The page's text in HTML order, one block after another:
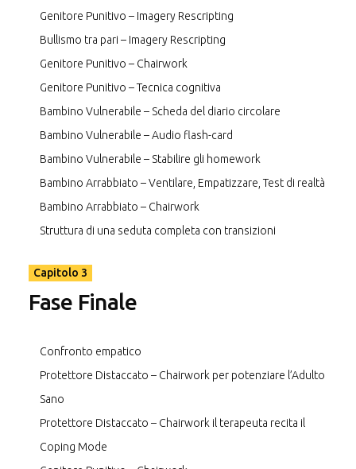
Genitore Punitivo – Imagery Rescripting
Bullismo tra pari – Imagery Rescripting
Genitore Punitivo – Chairwork
Genitore Punitivo – Tecnica cognitiva
Bambino Vulnerabile – Scheda del diario circolare
Bambino Vulnerabile – Audio flash-card
Bambino Vulnerabile – Stabilire gli homework
Bambino Arrabbiato – Ventilare, Empatizzare, Test di realtà
Bambino Arrabbiato – Chairwork
Struttura di una seduta completa con transizioni
Capitolo 3
Fase Finale
Confronto empatico
Protettore Distaccato – Chairwork per potenziare l’Adulto
Sano
Protettore Distaccato – Chairwork il terapeuta recita il
Coping Mode